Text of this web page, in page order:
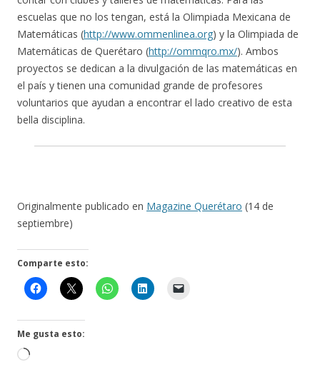
escuelas que no los tengan, está la Olimpiada Mexicana de
Matemáticas (http://www.ommenlinea.org) y la Olimpiada de
Matemáticas de Querétaro (http://ommqro.mx/). Ambos
proyectos se dedican a la divulgación de las matemáticas en
el país y tienen una comunidad grande de profesores
voluntarios que ayudan a encontrar el lado creativo de esta
bella disciplina.
Originalmente publicado en Magazine Querétaro (14 de
septiembre)
Comparte esto:
Me gusta esto:
Cargando...